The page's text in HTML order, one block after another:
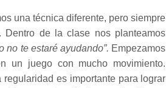
una técnica diferente, pero siempre
Dentro de la clase nos planteamos
no te estaré ayudando”. Empezamos
un juego con mucho movimiento.
es importante para lograr